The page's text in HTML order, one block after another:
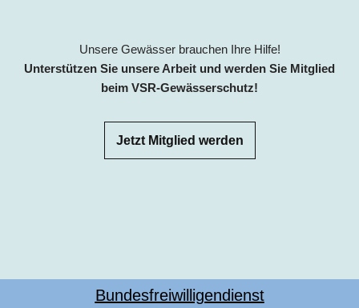
Unsere Gewässer brauchen Ihre Hilfe!
Unterstützen Sie unsere Arbeit und werden Sie Mitglied
beim VSR-Gewässerschutz!
Jetzt Mitglied werden
Bundesfreiwilligendienst